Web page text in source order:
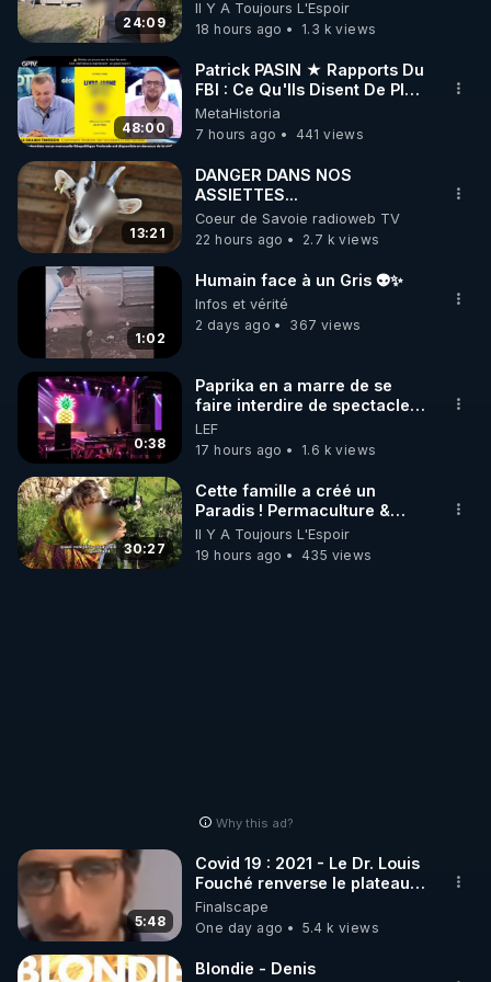
https://www.instagram.com/rdlr_thierrycasasnovas/
http://rgnr.li/instagram
🌱 LA NEWSLETTER
Pour ne pas rater l’actualité RGNR (stages,
http://rgnr.li/news
🌱 VIDÉOS NON CENSURÉES SUR ODYSEE
Toutes les vidéos Youtube sont aussi sur la
http://rgnr.li/odysee
🌱 LES STAGES EN PRÉSENTIEL
http://rgnr.li/stages
_________
LES CODES PROMO DES PARTENAIRES
▶ 10 % de réduction sur les extracteurs de la
marque SANA :
Rendez-vous sur
http://rgnr.li/lechoubrave
code : REGENERE10
24:09
Visite éco village en
Bretagne
Il Y A Toujours L'Espoir
18 hours ago
1.3 k views
48:00
Patrick PASIN ★ Rapports Du
FBI : Ce Qu'Ils Disent De Plus
Grave Sur Hitler
MetaHistoria
7 hours ago
441 views
13:21
DANGER DANS NOS
ASSIETTES...
Coeur de Savoie radioweb TV
22 hours ago
2.7 k views
1:02
Humain face à un Gris 👽✨
Infos et vérité
2 days ago
367 views
0:38
Paprika en a marre de se
faire interdire de spectacle.
Elle décide donc de devenir
DJ !
LEF
17 hours ago
1.6 k views
30:27
Cette famille a créé un
Paradis ! Permaculture &
Autonomie
Il Y A Toujours L'Espoir
19 hours ago
435 views
Why this ad?
5:48
Covid 19 : 2021 - Le Dr. Louis
Fouché renverse le plateau
de CNews !
Finalscape
One day ago
5.4 k views
Blondie - Denis